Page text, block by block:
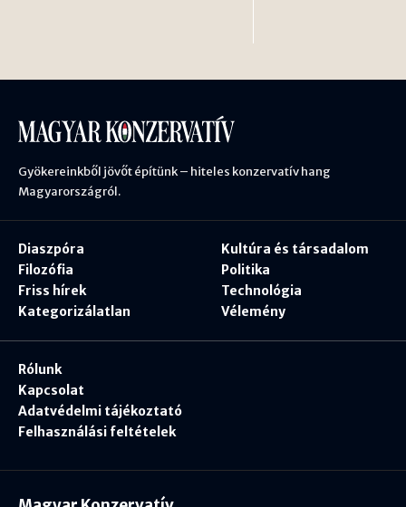
Gyökereinkből jövőt építünk – hiteles konzervatív hang
Magyarországról.
Diaszpóra
Filozófia
Friss hírek
Kategorizálatlan
Kultúra és társadalom
Politika
Technológia
Vélemény
Rólunk
Kapcsolat
Adatvédelmi tájékoztató
Felhasználási feltételek